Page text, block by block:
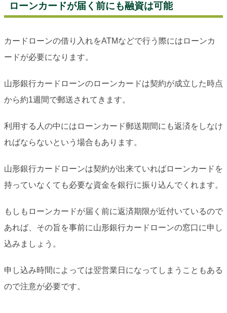
ローンカードが届く前にも融資は可能
カードローンの借り入れをATMなどで行う際にはローンカ
ードが必要になります。
山形銀行カードローンのローンカードは契約が成立した時点
から約1週間で郵送されてきます。
利用する人の中にはローンカード郵送期間にも返済をしなけ
ればならないという場合もあります。
山形銀行カードローンは契約が出来ていればローンカードを
持っていなくても必要な資金を銀行に振り込んでくれます。
もしもローンカードが届く前に返済期限が近付いているので
あれば、その旨を事前に山形銀行カードローンの窓口に申し
込みましょう。
申し込み時間によっては翌営業日になってしまうこともある
ので注意が必要です。